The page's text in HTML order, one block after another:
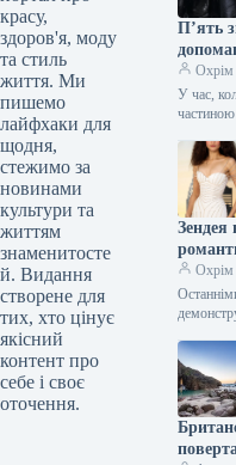
красу,
здоров'я, моду
та стиль
життя. Ми
пишемо
лайфхаки для
щодня,
стежимо за
новинами
культури та
життям
знаменитосте
й. Видання
створене для
тих, хто цінує
якісний
контент про
себе і своє
оточення.
П’ять
Охрім
У час,
розкіш,
Зендея
Охрім
виходів
тим як